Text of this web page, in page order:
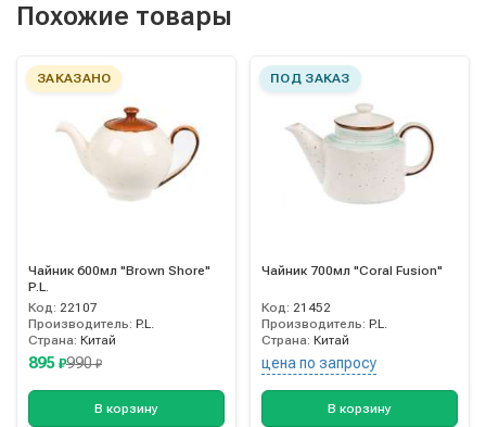
Похожие товары
ЗАКАЗАНО
Чайник 600мл "Brown Shore"
P.L.
Код: 22107
Производитель: P.L.
Страна: Китай
895 ₽990₽
В корзину
ПОД ЗАКАЗ
Чайник 700мл "Coral Fusion"
Код: 21452
Производитель: P.L.
Страна: Китай
цена по запросу
В корзину